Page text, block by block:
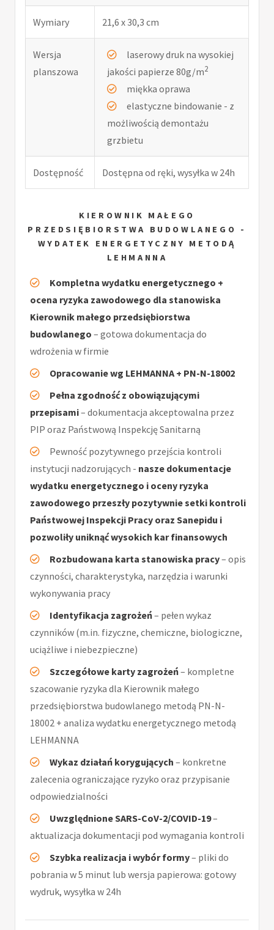
Wymiary 21,6 x 30,3 cm
Wersja
planszowa
laserowy druk na wysokiej
jakości papierze 80g/m2
miękka oprawa
elastyczne bindowanie - z
możliwością demontażu
grzbietu
Dostępność Dostępna od ręki, wysyłka w 24h
KIEROWNIK MAŁEGO
PRZEDSIĘBIORSTWA BUDOWLANEGO -
WYDATEK ENERGETYCZNY METODĄ
LEHMANNA
Kompletna wydatku energetycznego +
ocena ryzyka zawodowego dla stanowiska
Kierownik małego przedsiębiorstwa
budowlanego – gotowa dokumentacja do
wdrożenia w firmie
Opracowanie wg LEHMANNA + PN-N-18002
Pełna zgodność z obowiązującymi
przepisami– dokumentacja akceptowalna przez
PIP oraz Państwową Inspekcję Sanitarną
Pewność pozytywnego przejścia kontroli
instytucji nadzorujących - nasze dokumentacje
wydatku energetycznego i oceny ryzyka
zawodowego przeszły pozytywnie setki kontroli
Państwowej Inspekcji Pracy oraz Sanepidu i
pozwoliły uniknąć wysokich kar finansowych
Rozbudowana karta stanowiska pracy– opis
czynności, charakterystyka, narzędzia i warunki
wykonywania pracy
Identyfikacja zagrożeń– pełen wykaz
czynników (m.in. fizyczne, chemiczne, biologiczne,
uciążliwe i niebezpieczne)
Szczegółowe karty zagrożeń– kompletne
szacowanie ryzyka dla Kierownik małego
przedsiębiorstwa budowlanego metodą PN-N-
18002 + analiza wydatku energetycznego metodą
LEHMANNA
Wykaz działań korygujących – konkretne
zalecenia ograniczające ryzyko oraz przypisanie
odpowiedzialności
Uwzględnione SARS-CoV-2/COVID-19–
aktualizacja dokumentacji pod wymagania kontroli
Szybka realizacja i wybór formy– pliki do
pobrania w 5 minut lub wersja papierowa: gotowy
wydruk, wysyłka w 24h